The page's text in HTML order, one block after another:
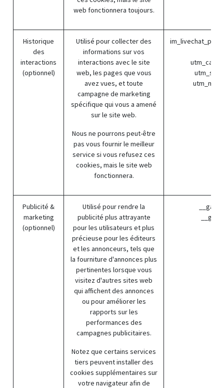
web fonctionnera toujours.
Historique
des
interactions
(optionnel)
Utilisé pour collecter des
informations sur vos
interactions avec le site
web, les pages que vous
avez vues, et toute
campagne de marketing
spécifique qui vous a amené
sur le site web.
Nous ne pourrons peut-être
pas vous fournir le meilleur
service si vous refusez ces
cookies, mais le site web
fonctionnera.
Publicité &
marketing
(optionnel)
Utilisé pour rendre la
publicité plus attrayante
pour les utilisateurs et plus
précieuse pour les éditeurs
et les annonceurs, tels que
la fourniture d'annonces plus
pertinentes lorsque vous
visitez d'autres sites web
qui affichent des annonces
ou pour améliorer les
rapports sur les
performances des
campagnes publicitaires.
Notez que certains services
tiers peuvent installer des
cookies supplémentaires sur
votre navigateur afin de
__gac